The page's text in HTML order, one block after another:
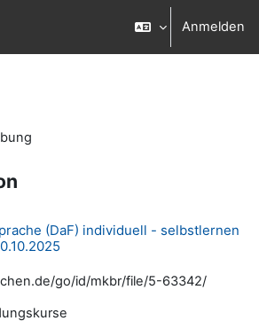
Anmelden
(DaF) individuell - selbstlernen
go/id/mkbr/file/5-63342/